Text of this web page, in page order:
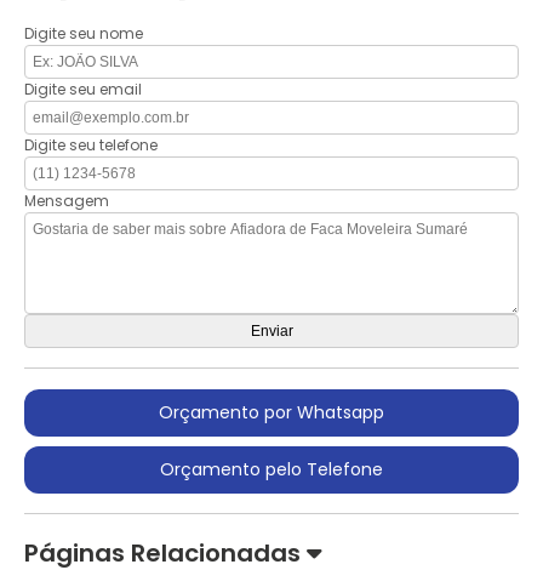
Digite seu nome
Digite seu email
Digite seu telefone
Mensagem
Orçamento por Whatsapp
Orçamento pelo Telefone
Páginas Relacionadas